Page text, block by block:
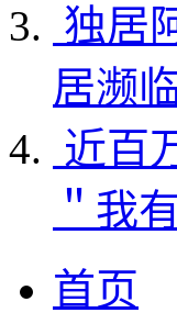
独居
居濒
近百
＂我
首页